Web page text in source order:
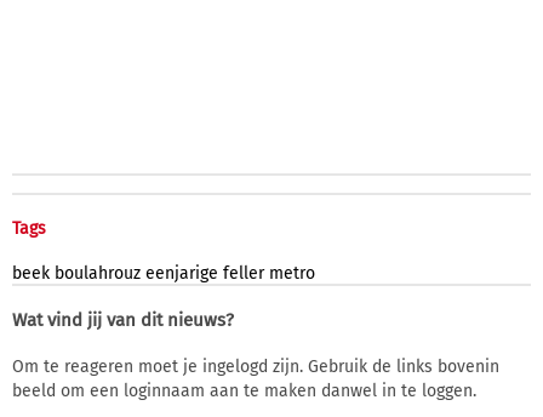
Tags
beek boulahrouz eenjarige feller metro
Wat vind jij van dit nieuws?
Om te reageren moet je ingelogd zijn. Gebruik de links bovenin
beeld om een loginnaam aan te maken danwel in te loggen.